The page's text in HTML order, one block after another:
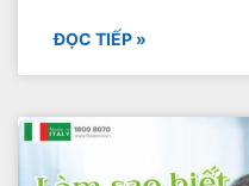
ĐỌC TIẾP »